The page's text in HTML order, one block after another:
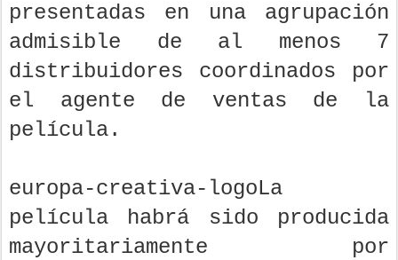
presentadas en una agrupación
admisible de al menos 7
distribuidores coordinados por
el agente de ventas de la
película.
europa-creativa-logoLa
película habrá sido producida
mayoritariamente por